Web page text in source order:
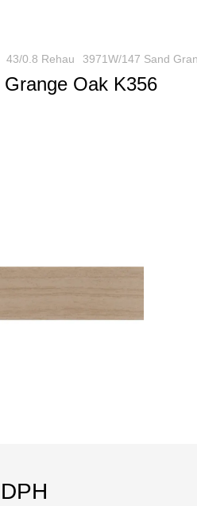
43/0.8 Rehau 3971W/147 Sand
Oak K356